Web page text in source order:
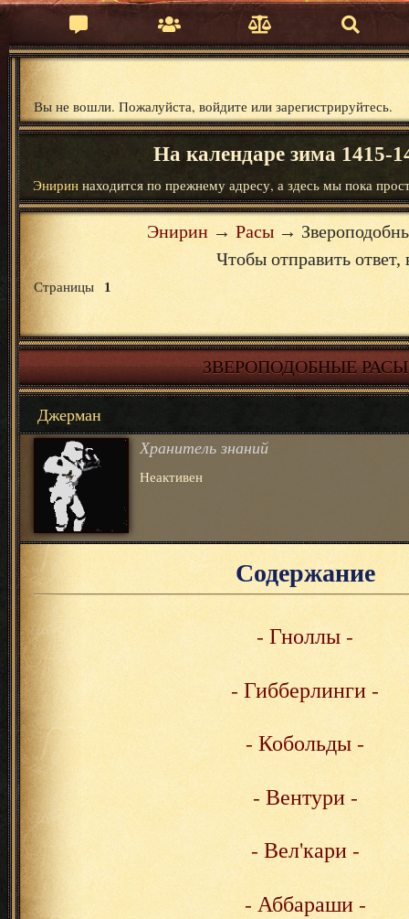
Вы не вошли. Пожалуйста, войдите или зарегистрируйтесь.
На календаре зима 1415-
Энириннаходится по прежнему адресу, а здесь мы пока
ЗВЕРОПОДОБНЫЕ РАСЫ
Энирин →Расы →
Страницы 1
Чтобы отправить
Джерман
Хранитель знаний
Неактивен
Содержание
- Гноллы -
- Гибберлинги -
- Кобольды -
- Вентури -
- Вел'кари -
- Аббараши -